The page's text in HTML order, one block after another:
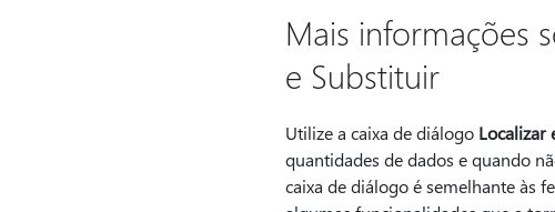
Mais informações
e Substituir
Utilize a caixa de diálogo Localizar
quantidades de dados e quando
caixa de diálogo é semelhante às